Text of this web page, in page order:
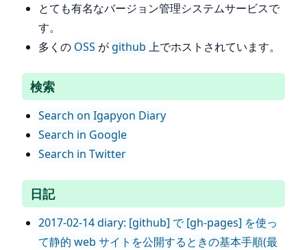
とても有名なバージョン管理システムサービスで
す。
多くの OSS がgithub 上でホストされています。
検索
Search on Igapyon Diary
Search in Google
Search in Twitter
日記
2017-02-14 diary: [github] で [gh-pages] を使っ
て静的 web サイトを公開するときの基本手順(最